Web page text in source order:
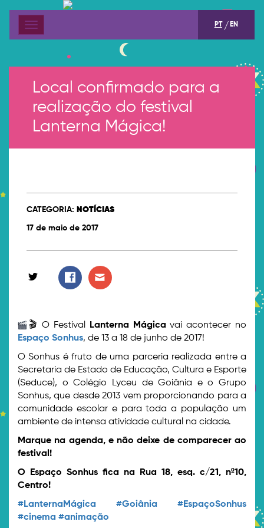
Menu PT EN
Local confirmado para a
realização do festival
Lanterna Mágica!
CATEGORIA: NOTÍCIAS
17 de maio de 2017
🎬 O Festival Lanterna Mágicavai acontecer no
Espaço Sonhus, de 13 a 18 de junho de 2017!
O Sonhus é fruto de uma parceria realizada entre a
Secretaria de Estado de Educação, Cultura e Esporte
(Seduce), o Colégio Lyceu de Goiânia e o Grupo
Sonhus, que desde 2013 vem proporcionando para a
comunidade escolar e para toda a população um
ambiente de intensa atividade cultural na cidade.
Marque na agenda, e não deixe de comparecer ao
festival!
O Espaço Sonhus fica na Rua 18, esq. c/21, nº10,
Centro!
#LanternaMágica #Goiânia #EspaçoSonhus
#cinema #animação